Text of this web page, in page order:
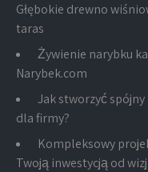
Głębokie drewno
taras
Żywienie narybku
Narybek.com
Jak stworzyć
dla firmy?
Kompleksowy
Twoją inwestycją od